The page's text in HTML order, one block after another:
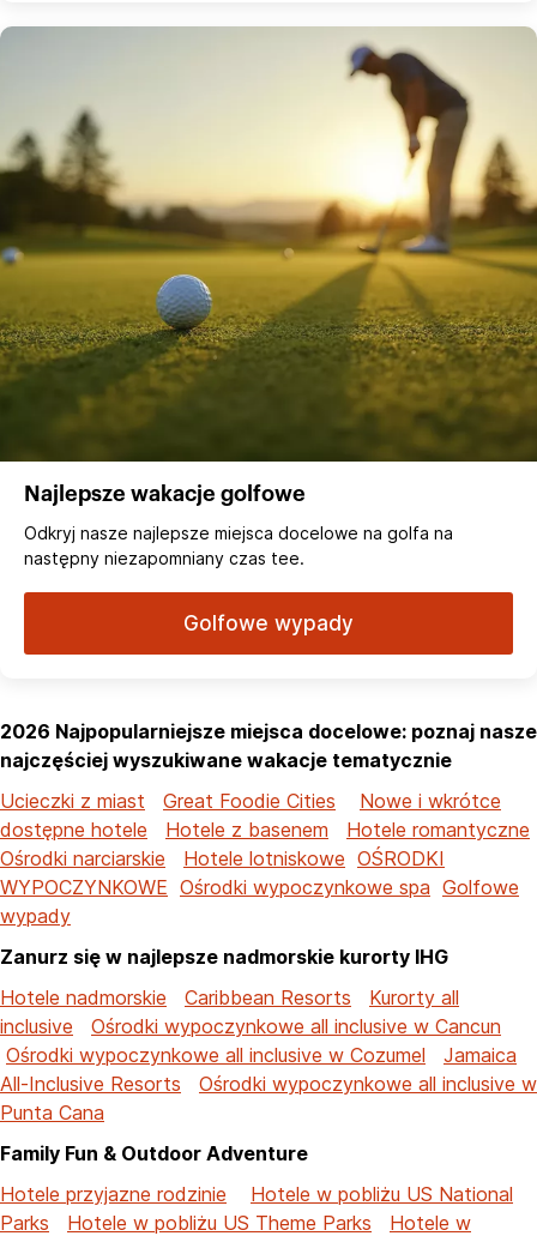
Najlepsze wakacje golfowe
Odkryj nasze najlepsze miejsca docelowe na golfa na
następny niezapomniany czas tee.
Golfowe wypady
2026 Najpopularniejsze miejsca docelowe: poznaj nasze
najczęściej wyszukiwane wakacje tematycznie
Ucieczki z miast
Great Foodie Cities
Nowe i wkrótce
dostępne hotele
Hotele z basenem
Hotele romantyczne
Ośrodki narciarskie
Hotele lotniskowe OŚRODKI
WYPOCZYNKOWE Ośrodki wypoczynkowe spa Golfowe
wypady
Zanurz się w najlepsze nadmorskie kurorty IHG
Hotele nadmorskie
Caribbean Resorts
Kurorty all
inclusive
Ośrodki wypoczynkowe all inclusive w Cancun
Ośrodki wypoczynkowe all inclusive w Cozumel
Jamaica
All-Inclusive Resorts
Ośrodki wypoczynkowe all inclusive w
Punta Cana
Family Fun & Outdoor Adventure
Hotele przyjazne rodzinie
Hotele w pobliżu US National
Parks
Hotele w pobliżu US Theme Parks
Hotele w